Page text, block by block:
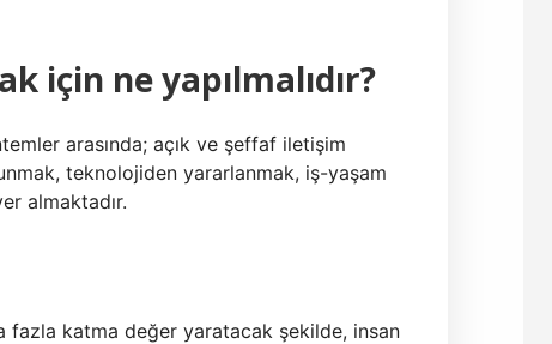
için ne yapılmalıdır?
arasında; açık ve şeffaf iletişim
teknolojiden yararlanmak, iş-yaşam
almaktadır.
katma değer yaratacak şekilde, insan